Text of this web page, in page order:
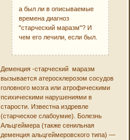
а был ли в описываемые
времена диагноз
"старческий маразм"? И
чем его лечили, если был.
Деменция -старческий маразм
вызывается атеросклерозом сосудов
головного мозга или атрофическими
психическими нарушениями в
старости. Известна издревле
(старческое слабоумие). Болезнь
Альцгеймера (также сенильная
деменция альцгеймеровского типа) —